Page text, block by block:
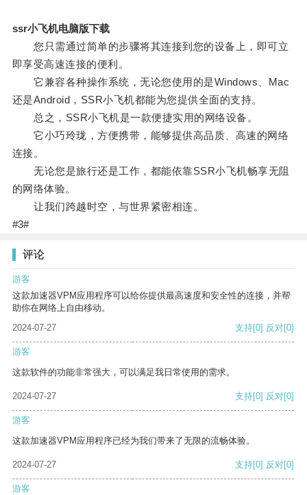
ssr小飞机电脑版下载
您只需通过简单的步骤将其连接到您的设备上，即可立
即享受高速连接的便利。
它兼容各种操作系统，无论您使用的是Windows、Mac
还是Android，SSR小飞机都能为您提供全面的支持。
总之，SSR小飞机是一款便捷实用的网络设备。
它小巧玲珑，方便携带，能够提供高品质、高速的网络
连接。
无论您是旅行还是工作，都能依靠SSR小飞机畅享无阻
的网络体验。
让我们跨越时空，与世界紧密相连。
#3#
评论
游客
这款加速器VPM应用程序可以给你提供最高速度和安全性的连接，并帮
助你在网络上自由移动。
2024-07-27
支持[0] 反对[0]
游客
这款软件的功能非常强大，可以满足我日常使用的需求。
2024-07-27 支持[0] 反对[0]
游客
这款加速器VPM应用程序已经为我们带来了无限的流畅体验。
2024-07-27 支持[0] 反对[0]
游客